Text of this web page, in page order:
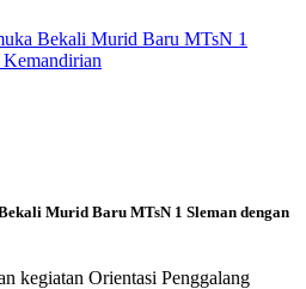
Murid Baru MTsN 1 Sleman dengan
kegiatan Orientasi Penggalang